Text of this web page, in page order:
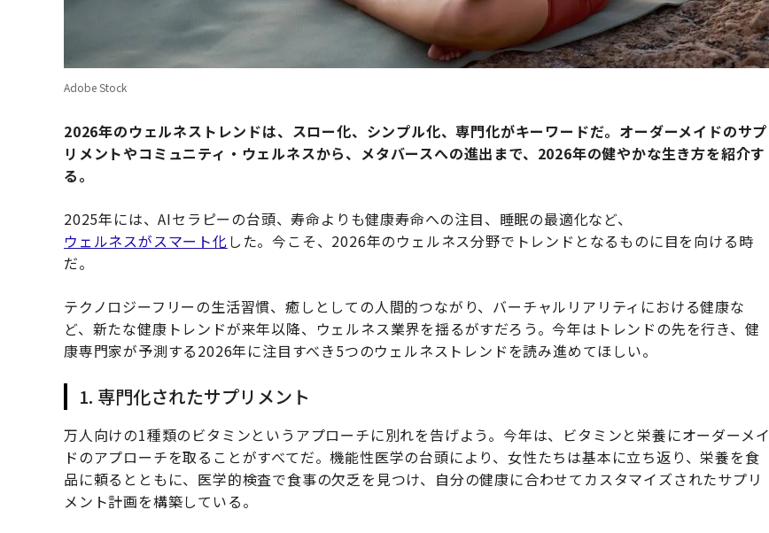
Adobe Stock
2026年のウェルネストレンドは、スロー化、シンプル化、専門化がキーワードだ。オーダーメイドのサプ
リメントやコミュニティ・ウェルネスから、メタバースへの進出まで、2026年の健やかな生き方を紹介す
る。
2025年には、AIセラピーの台頭、寿命よりも健康寿命への注目、睡眠の最適化など、
ウェルネスがスマート化 した。今こそ、2026年のウェルネス分野でトレンドとなるものに目を向ける時
だ。
テクノロジーフリーの生活習慣、癒しとしての人間的つながり、バーチャルリアリティにおける健康な
ど、新たな健康トレンドが来年以降、ウェルネス業界を揺るがすだろう。今年はトレンドの先を行き、健
康専門家が予測する2026年に注目すべき5つのウェルネストレンドを読み進めてほしい。
1. 専門化されたサプリメント
万人向けの1種類のビタミンというアプローチに別れを告げよう。今年は、ビタミンと栄養にオーダーメイ
ドのアプローチを取ることがすべてだ。機能性医学の台頭により、女性たちは基本に立ち返り、栄養を食
品に頼るとともに、医学的検査で食事の欠乏を見つけ、自分の健康に合わせてカスタマイズされたサプリ
メント計画を構築している。